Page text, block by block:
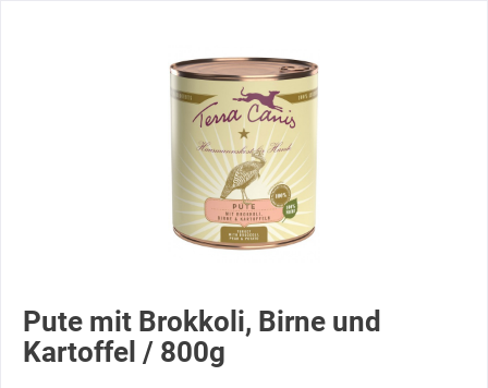
Pute mit Brokkoli, Birne und
Kartoffel / 800g